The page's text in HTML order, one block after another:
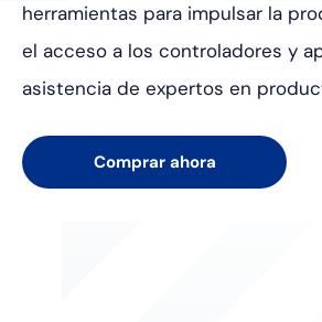
herramientas para impulsar la
el acceso a los controladores y
asistencia de expertos en
Comprar ahora